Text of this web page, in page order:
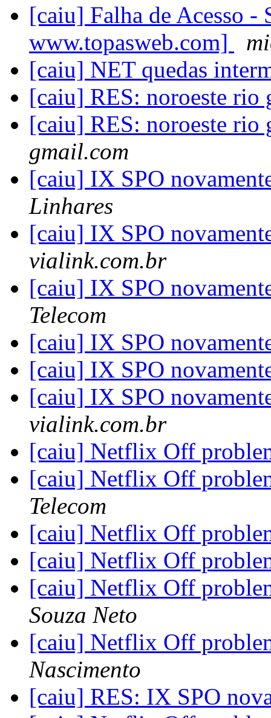
[caiu] Falha de Acesso -
www.topasweb.com]
[caiu] NET quedas
[caiu] RES: noroeste rio
[caiu] RES: noroeste rio
gmail.com
[caiu] IX SPO
Linhares
[caiu] IX SPO
vialink.com.br
[caiu] IX SPO
Telecom
[caiu] IX SPO
[caiu] IX SPO
[caiu] IX SPO
vialink.com.br
[caiu] Netflix Off
[caiu] Netflix Off
Telecom
[caiu] Netflix Off
[caiu] Netflix Off
[caiu] Netflix Off
Souza Neto
[caiu] Netflix Off
Nascimento
[caiu] RES: IX SPO